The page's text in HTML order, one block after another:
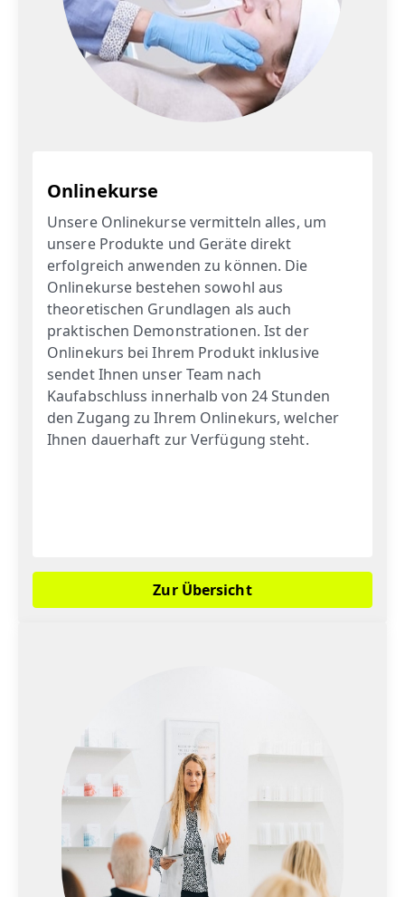
Onlinekurse
Unsere Onlinekurse vermitteln alles, um
unsere Produkte und Geräte direkt
erfolgreich anwenden zu können. Die
Onlinekurse bestehen sowohl aus
theoretischen Grundlagen als auch
praktischen Demonstrationen. Ist der
Onlinekurs bei Ihrem Produkt inklusive
sendet Ihnen unser Team nach
Kaufabschluss innerhalb von 24 Stunden
den Zugang zu Ihrem Onlinekurs, welcher
Ihnen dauerhaft zur Verfügung steht.
Zur Übersicht